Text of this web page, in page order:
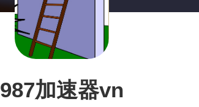
987加速器vn